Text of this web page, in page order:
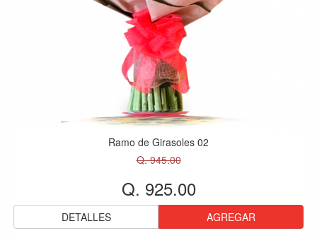
Ramo de Girasoles 02
Q. 945.00
Q. 925.00
DETALLES AGREGAR